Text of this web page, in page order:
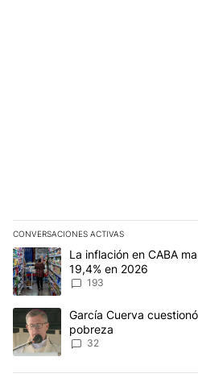
CONVERSACIONES ACTIVAS
Este listado muestra los artículos
Un artículo de tendencia con el
La inflación en CABA
19,4% en 2026
193
Un artículo de tendencia con el
García Cuerva
pobreza
32